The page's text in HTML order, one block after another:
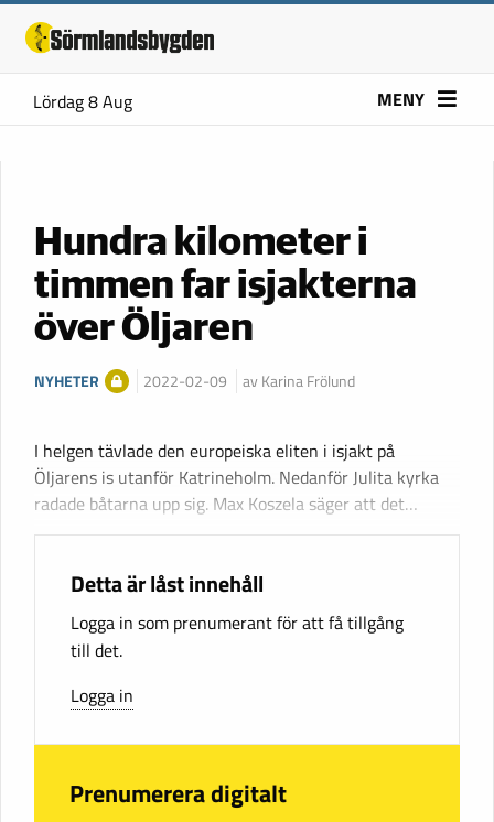
Lördag 8 Aug MENY
Hundra kilometer i
timmen far isjakterna
över Öljaren
NYHETER 2022-02-09 av Karina Frölund
I helgen tävlade den europeiska eliten i isjakt på
Öljarens is utanför Katrineholm. Nedanför Julita kyrka
radade båtarna upp sig. Max Koszela säger att det…
Detta är låst innehåll
Logga in som prenumerant för att få tillgång
till det.
Logga in
Prenumerera digitalt